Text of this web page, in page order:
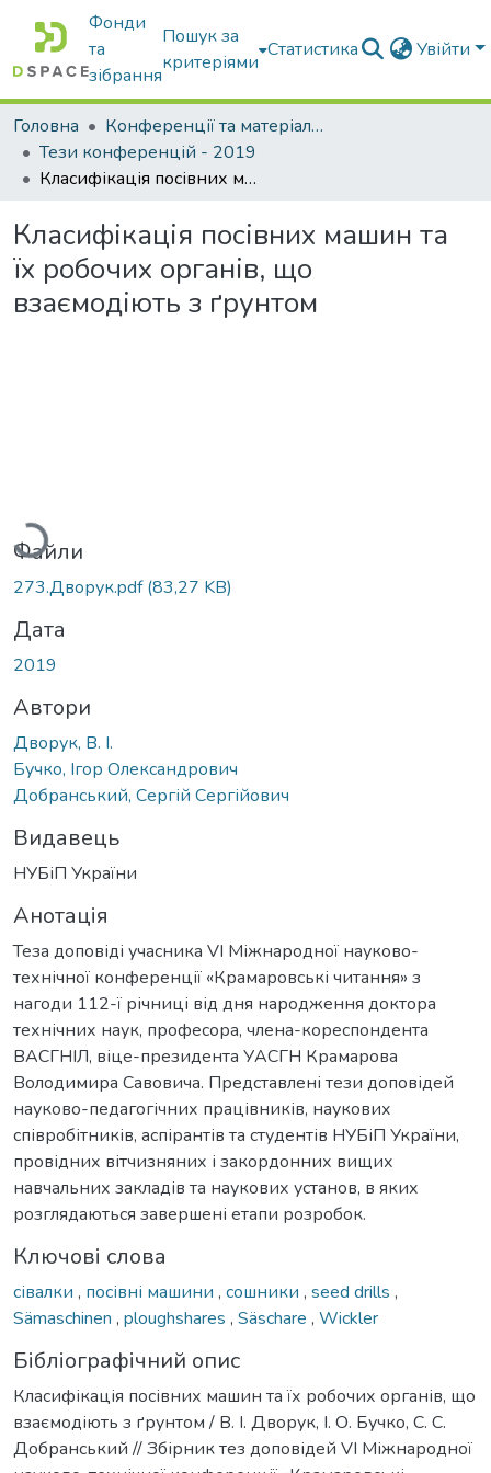
Фонди
та
зібрання
Пошук за
критеріями
Статистика Увійти
Головна
Конференції та матеріали конференцій
Тези конференцій - 2019
Класифікація посівних машин та їх робочих органів, що взаємодіють з ґрунтом
Класифікація посівних машин та
їх робочих органів, що
взаємодіють з ґрунтом
Вантажиться...
Файли
273.Дворук.pdf(83,27 KB)
Дата
2019
Автори
Дворук, В. І.
Бучко, Ігор Олександрович
Добранський, Сергій Сергійович
Видавець
НУБіП України
Анотація
Теза доповіді учасника VI Міжнародної науково-
технічної конференції «Крамаровські читання» з
нагоди 112-ї річниці від дня народження доктора
технічних наук, професора, члена-кореспондента
ВАСГНІЛ, віце-президента УАСГН Крамарова
Володимира Савовича. Представлені тези доповідей
науково-педагогічних працівників, наукових
співробітників, аспірантів та студентів НУБіП України,
провідних вітчизняних і закордонних вищих
навчальних закладів та наукових установ, в яких
розглядаються завершені етапи розробок.
Ключові слова
сівалки , посівні машини , сошники , seed drills ,
Sämaschinen , ploughshares , Säschare , Wickler
Бібліографічний опис
Класифікація посівних машин та їх робочих органів, що
взаємодіють з ґрунтом / B. І. Дворук, І. О. Бучко, С. С.
Добранський // Збірник тез доповідей VI Міжнародної